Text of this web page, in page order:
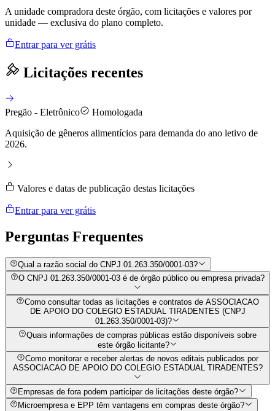
A unidade compradora deste órgão, com licitações e valores por
unidade — exclusiva do plano completo.
Entrar para ver grátis
Licitações recentes
Pregão - Eletrônico
Homologada
Aquisição de gêneros alimentícios para demanda do ano letivo de
2026.
Valores e datas de publicação destas licitações
Entrar para ver grátis
Perguntas Frequentes
Qual a razão social do CNPJ 01.263.350/0001-03?
O CNPJ 01.263.350/0001-03 é de órgão público ou empresa privada?
Como consultar todas as licitações e contratos de ASSOCIACAO
DE APOIO DO COLEGIO ESTADUAL TIRADENTES (CNPJ
01.263.350/0001-03)?
Quais informações de compras públicas estão disponíveis sobre
este órgão licitante?
Como monitorar e receber alertas de novos editais publicados por
ASSOCIACAO DE APOIO DO COLEGIO ESTADUAL TIRADENTES?
Empresas de fora podem participar de licitações deste órgão?
Microempresa e EPP têm vantagens em compras deste órgão?